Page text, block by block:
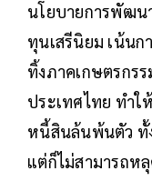
นโยบายการพัฒน
ทุนเสรีนิยม เน้น
ทิ้งภาคเกษตรกร
ประเทศไทย ทำใ
หนี้สินล้นพ้นตัว ทั้
แต่ก็ไม่สามารถห